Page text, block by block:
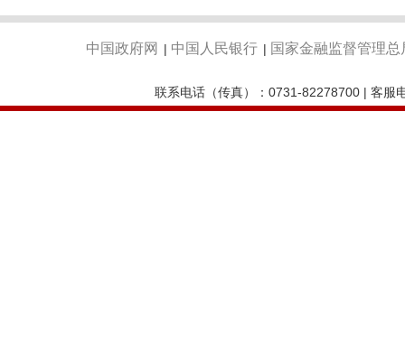
中国政府网 | 中国人民银行 | 国家金融监督管理总
联系电话（传真）：0731-82278700 | 客服